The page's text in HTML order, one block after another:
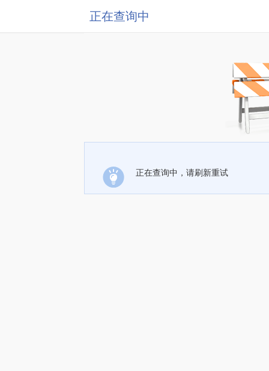
正在查询中
正在查询中，请刷新重试